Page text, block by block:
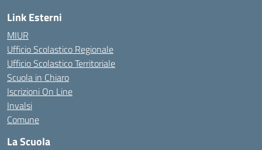
Link Esterni
MIUR
Ufficio Scolastico Regionale
Ufficio Scolastico Territoriale
Scuola in Chiaro
Iscrizioni On Line
Invalsi
Comune
La Scuola